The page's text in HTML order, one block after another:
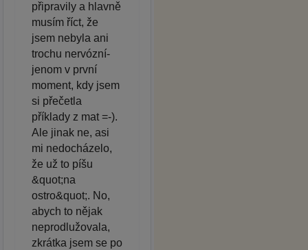
připravily a hlavně
musím říct, že
jsem nebyla ani
trochu nervózní-
jenom v první
moment, kdy jsem
si přečetla
příklady z mat =-).
Ale jinak ne, asi
mi nedocházelo,
že už to píšu
&quot;na
ostro&quot;. No,
abych to nějak
neprodlužovala,
zkrátka jsem se po